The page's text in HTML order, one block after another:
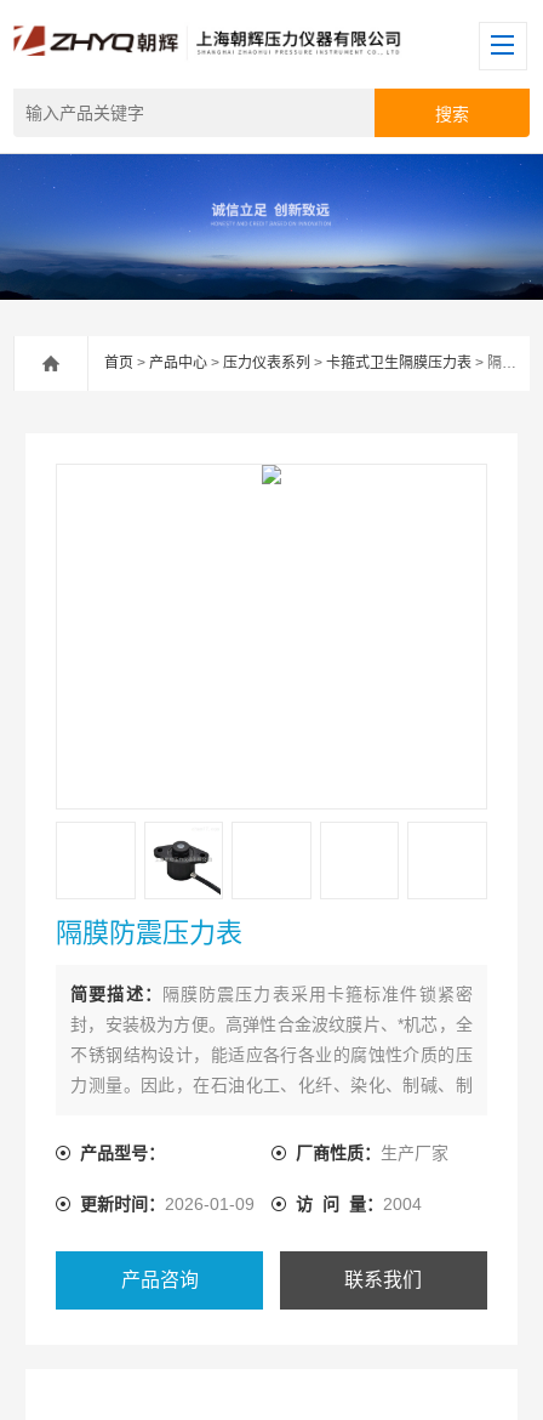
首页 >产品中心 >压力仪表系列 >卡箍式卫生隔膜压力表 > 隔膜防震压力表
隔膜防震压力表
简要描述：
隔膜防震压力表采用卡箍标准件锁紧密
封，安装极为方便。高弹性合金波纹膜片、*机芯，全
不锈钢结构设计，能适应各行各业的腐蚀性介质的压
力测量。因此，在石油化工、化纤、染化、制碱、制
产品型号：
厂商性质： 生产厂家
更新时间： 2026-01-09 访 问 量： 2004
产品咨询 联系我们